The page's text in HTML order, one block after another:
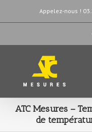
Appelez-nous !
ATC Mesures –
de